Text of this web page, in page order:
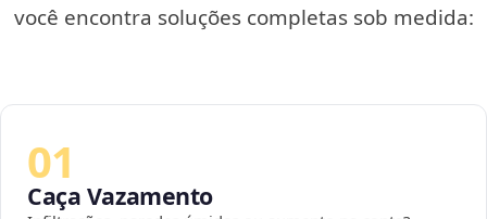
você encontra soluções completas sob medida:
01
Caça Vazamento